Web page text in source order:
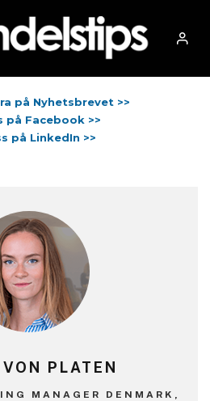
på Nyhetsbrevet >>
på Facebook >>
på LinkedIn >>
PLATEN
MANAGER DENMARK,